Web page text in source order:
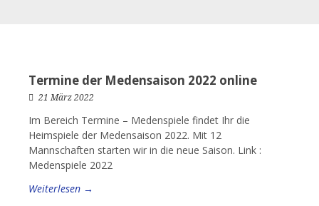
Termine der Medensaison 2022 online
21 März 2022
Im Bereich Termine – Medenspiele findet Ihr die
Heimspiele der Medensaison 2022. Mit 12
Mannschaften starten wir in die neue Saison. Link :
Medenspiele 2022
Weiterlesen →